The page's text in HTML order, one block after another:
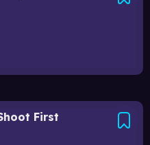
First